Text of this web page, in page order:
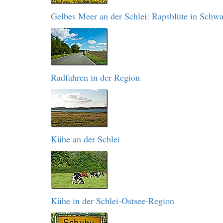
Gelbes Meer an der Schlei: Rapsblüte in
Radfahren in der Region
Kühe an der Schlei
Kühe in der Schlei-Ostsee-Region